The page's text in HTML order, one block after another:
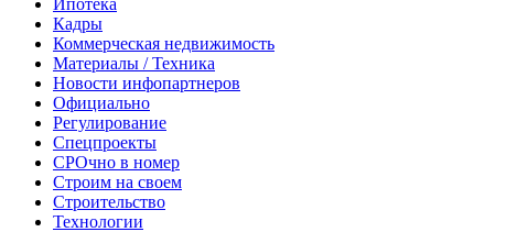
Ипотека
Кадры
Коммерческая недвижимость
Материалы / Техника
Новости инфопартнеров
Официально
Регулирование
Спецпроекты
СРОчно в номер
Строим на своем
Строительство
Технологии